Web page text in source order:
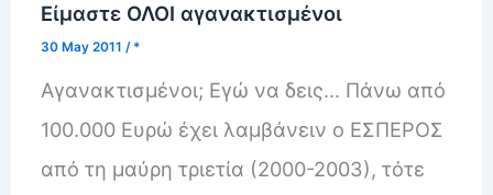
Είμαστε ΟΛΟΙ αγανακτισμένοι
30 May 2011/ *
Αγανακτισμένοι; Εγώ να δεις… Πάνω από
100.000 Ευρώ έχει λαμβάνειν ο ΕΣΠΕΡΟΣ
από τη μαύρη τριετία (2000-2003), τότε